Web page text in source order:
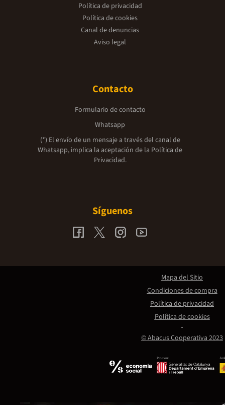
Política de privacidad
Política de cookies
Canal de denuncias
Aviso legal
Contacto
Formulario de contacto
Whatsapp
(*) El envío de un mensaje a través del canal de
Whatsapp, implica la aceptación de la Política de
Privacidad.
Síguenos
Promou:
© Abacus Cooperativa 2023
Mapa del Sitio
Condiciones de compra
Política de privacidad
Política de cookies